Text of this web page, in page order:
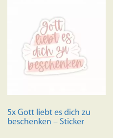
5x Gott liebt es dich zu
beschenken – Sticker